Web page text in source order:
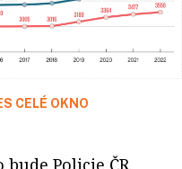
CELÉ OKNO
Policie ČR.